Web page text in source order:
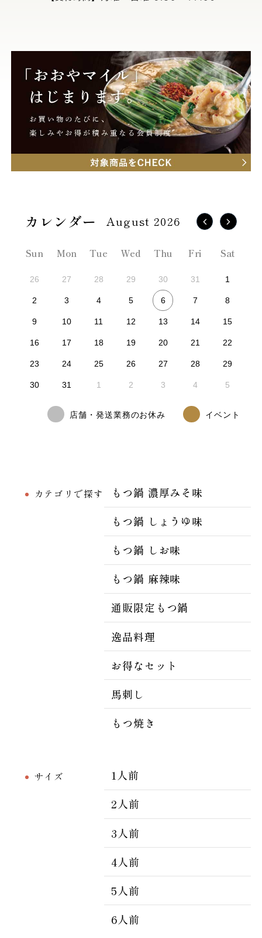
カテゴリで探す
もつ鍋 濃厚みそ味
もつ鍋 しょうゆ味
もつ鍋 しお味
もつ鍋 麻辣味
通販限定もつ鍋
逸品料理
お得なセット
馬刺し
もつ焼き
サイズ
1人前
2人前
3人前
4人前
5人前
6人前
August 2026
Sun Mon Tue Wed Thu Fri Sat
26 27 28 29 30 31 1
2 3 4 5 6 7 8
9 10 11 12 13 14 15
16 17 18 19 20 21 22
23 24 25 26 27 28 29
30 31 1 2 3 4 5
店舗・発送業務のお休み イベント